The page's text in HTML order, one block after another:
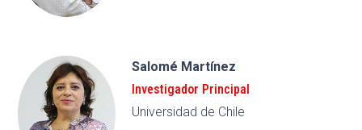
Salomé Martínez
Investigador Principal
Universidad de Chile